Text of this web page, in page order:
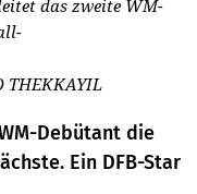
das zweite WM-
THEKKAYIL
Debütant die
Ein DFB-Star